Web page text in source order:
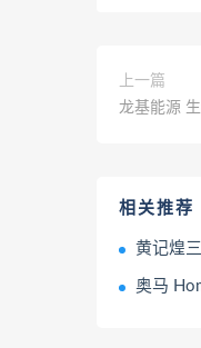
上一篇
龙基能源
相关推荐
黄记煌
奥马